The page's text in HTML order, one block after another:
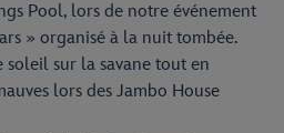
Pool, lors de notre événement
» organisé à la nuit tombée.
sur la savane tout en
lors des Jambo House